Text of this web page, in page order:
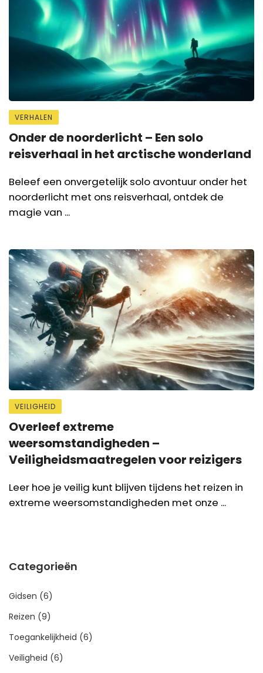
VERHALEN
Onder de noorderlicht – Een solo
reisverhaal in het arctische wonderland
Beleef een onvergetelijk solo avontuur onder het
noorderlicht met ons reisverhaal, ontdek de
magie van ...
VEILIGHEID
Overleef extreme
weersomstandigheden –
Veiligheidsmaatregelen voor reizigers
Leer hoe je veilig kunt blijven tijdens het reizen in
extreme weersomstandigheden met onze ...
Categorieën
Gidsen (6)
Reizen (9)
Toegankelijkheid (6)
Veiligheid (6)